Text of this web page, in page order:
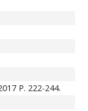
P. 222-244.